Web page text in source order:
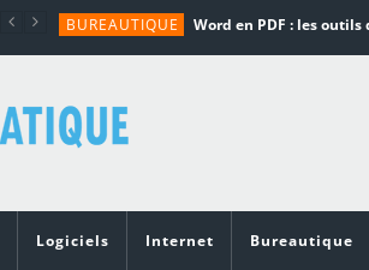
BUREAUTIQUE
TUTORIALS
MATÉRIEL
Logiciels Internet Bureautique